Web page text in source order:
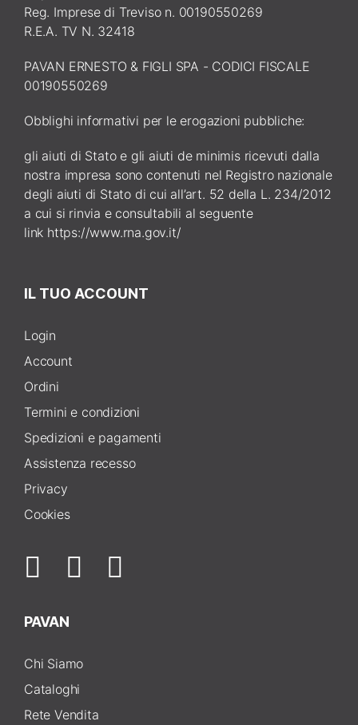
Reg. Imprese di Treviso n. 00190550269
R.E.A. TV N. 32418
PAVAN ERNESTO & FIGLI SPA - CODICI FISCALE
00190550269
Obblighi informativi per le erogazioni pubbliche:
gli aiuti di Stato e gli aiuti de minimis ricevuti dalla
nostra impresa sono contenuti nel Registro nazionale
degli aiuti di Stato di cui all’art. 52 della L. 234/2012
a cui si rinvia e consultabili al seguente
link https://www.rna.gov.it/
IL TUO ACCOUNT
Login
Account
Ordini
Termini e condizioni
Spedizioni e pagamenti
Assistenza recesso
Privacy
Cookies
PAVAN
Chi Siamo
Cataloghi
Rete Vendita